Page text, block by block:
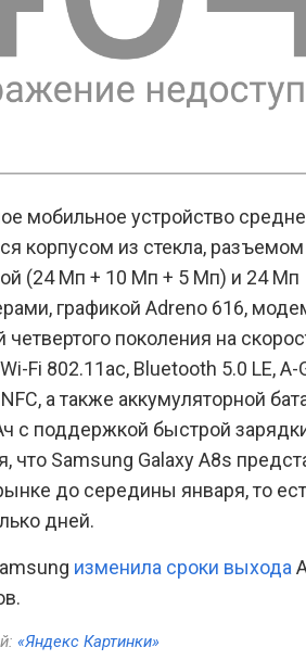
мобильное устройство
корпусом из стекла, разъемом
(24 Мп + 10 Мп + 5 Мп) и 24 Мп
графикой Adreno 616,
поколения на
Fi 802.11ac, Bluetooth 5.0 LE, A-
NFC, а также аккумуляторной
с поддержкой быстрой
что Samsung Galaxy A8s
до середины января, то
дней.
изменила сроки выхода
«Яндекс Картинки»